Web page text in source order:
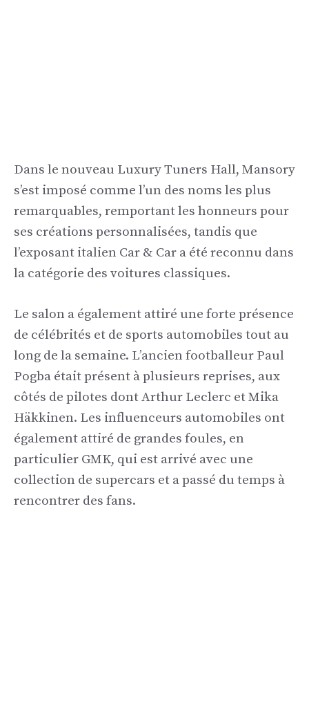
Dans le nouveau Luxury Tuners Hall, Mansory
s’est imposé comme l’un des noms les plus
remarquables, remportant les honneurs pour
ses créations personnalisées, tandis que
l’exposant italien Car & Car a été reconnu dans
la catégorie des voitures classiques.
Le salon a également attiré une forte présence
de célébrités et de sports automobiles tout au
long de la semaine. L’ancien footballeur Paul
Pogba était présent à plusieurs reprises, aux
côtés de pilotes dont Arthur Leclerc et Mika
Häkkinen. Les influenceurs automobiles ont
également attiré de grandes foules, en
particulier GMK, qui est arrivé avec une
collection de supercars et a passé du temps à
rencontrer des fans.